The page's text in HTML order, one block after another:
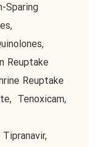
Sparing
Reuptake
Reuptake
Tenoxicam,